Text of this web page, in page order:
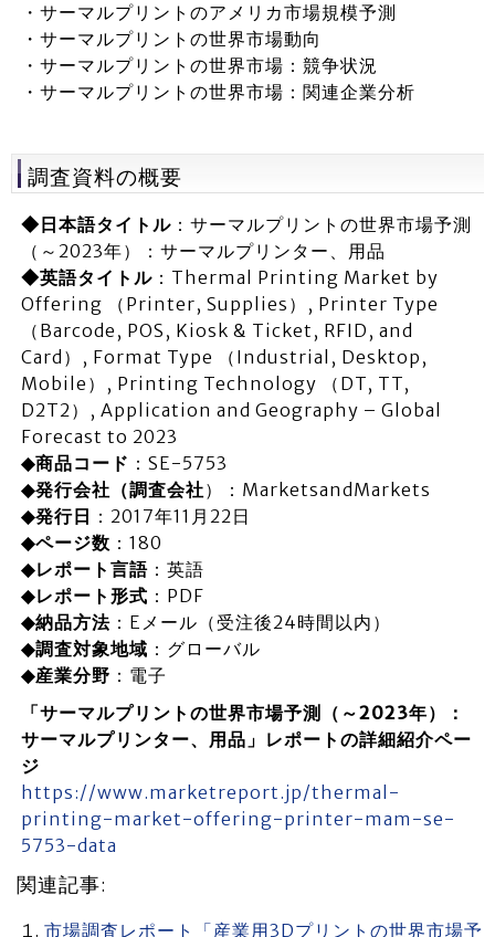
・サーマルプリントのアメリカ市場規模予測
・サーマルプリントの世界市場動向
・サーマルプリントの世界市場：競争状況
・サーマルプリントの世界市場：関連企業分析
調査資料の概要
◆日本語タイトル：サーマルプリントの世界市場予測
（～2023年）：サーマルプリンター、用品
◆英語タイトル：Thermal Printing Market by
Offering （Printer, Supplies）, Printer Type
（Barcode, POS, Kiosk & Ticket, RFID, and
Card）, Format Type （Industrial, Desktop,
Mobile）, Printing Technology （DT, TT,
D2T2）, Application and Geography – Global
Forecast to 2023
◆商品コード ：SE-5753
◆発行会社（調査会社）：MarketsandMarkets
◆発行日 ：2017年11月22日
◆ページ数 ：180
◆レポート言語：英語
◆レポート形式 ：PDF
◆納品方法：Eメール（受注後24時間以内）
◆調査対象地域 ：グローバル
◆産業分野 ：電子
「サーマルプリントの世界市場予測（～2023年）：
サーマルプリンター、用品」レポートの詳細紹介ペー
ジ
https://www.marketreport.jp/thermal-
printing-market-offering-printer-mam-se-
5753-data
関連記事:
市場調査レポート「産業用3Dプリントの世界市場予